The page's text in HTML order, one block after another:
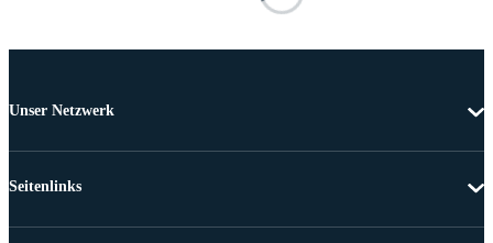
Unser Netzwerk
Seitenlinks